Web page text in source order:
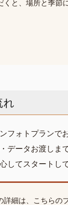
と、場所と季節
れ
フォトプランで
データお渡しま
してスタートし
細は、こちらの